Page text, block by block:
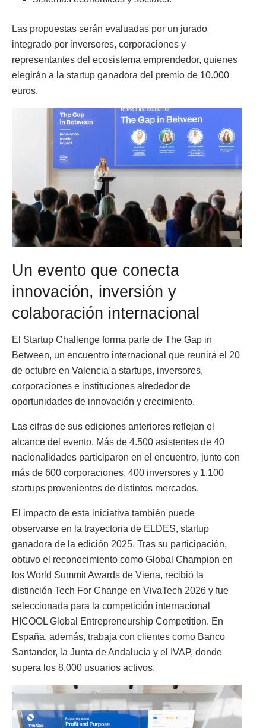
Las propuestas serán evaluadas por un jurado
integrado por inversores, corporaciones y
representantes del ecosistema emprendedor, quienes
elegirán a la startup ganadora del premio de 10.000
euros.
Un evento que conecta
innovación, inversión y
colaboración internacional
El Startup Challenge forma parte de The Gap in
Between, un encuentro internacional que reunirá el 20
de octubre en Valencia a startups, inversores,
corporaciones e instituciones alrededor de
oportunidades de innovación y crecimiento.
Las cifras de sus ediciones anteriores reflejan el
alcance del evento. Más de 4.500 asistentes de 40
nacionalidades participaron en el encuentro, junto con
más de 600 corporaciones, 400 inversores y 1.100
startups provenientes de distintos mercados.
El impacto de esta iniciativa también puede
observarse en la trayectoria de ELDES, startup
ganadora de la edición 2025. Tras su participación,
obtuvo el reconocimiento como Global Champion en
los World Summit Awards de Viena, recibió la
distinción Tech For Change en VivaTech 2026 y fue
seleccionada para la competición internacional
HICOOL Global Entrepreneurship Competition. En
España, además, trabaja con clientes como Banco
Santander, la Junta de Andalucía y el IVAP, donde
supera los 8.000 usuarios activos.